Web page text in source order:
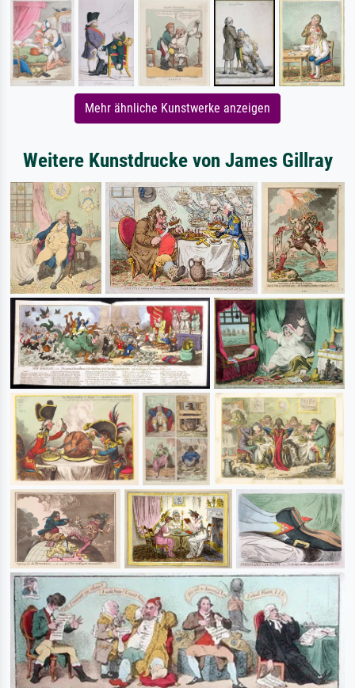
Mehr ähnliche Kunstwerke anzeigen
Weitere Kunstdrucke von James Gillray